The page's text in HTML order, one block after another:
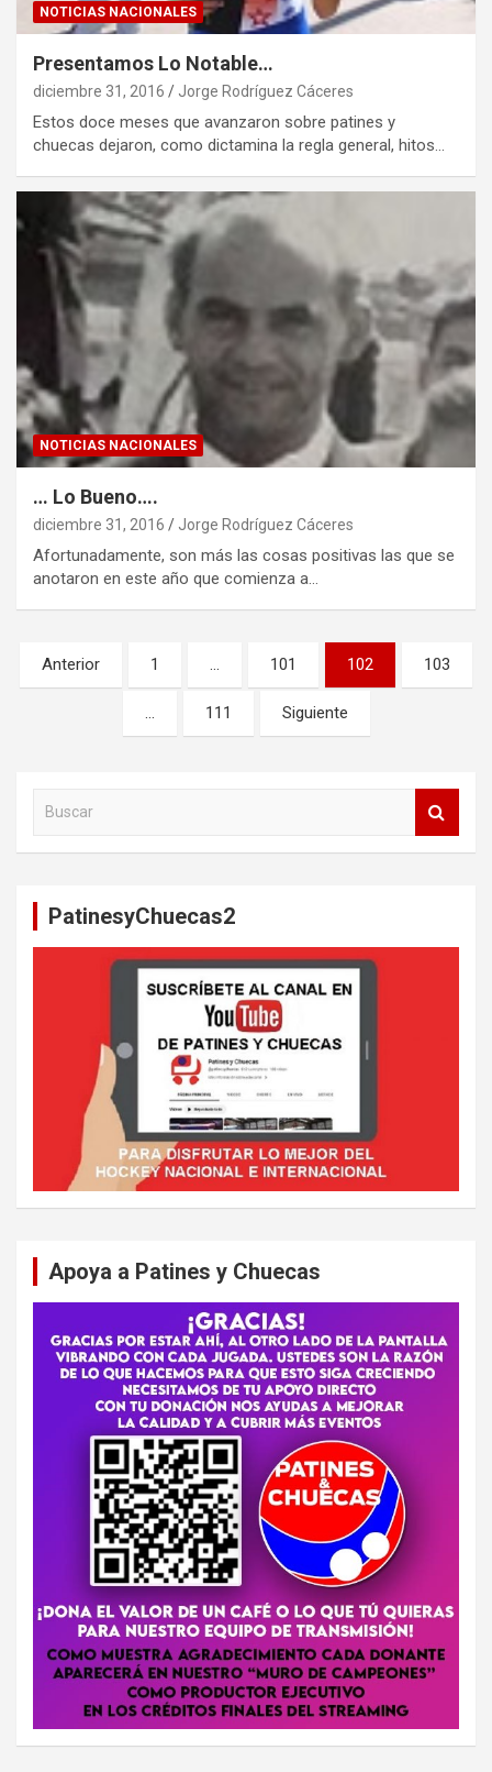
NOTICIAS NACIONALES
Presentamos Lo Notable…
diciembre 31, 2016 Jorge Rodríguez Cáceres
Estos doce meses que avanzaron sobre patines y
chuecas dejaron, como dictamina la regla general, hitos…
NOTICIAS NACIONALES
… Lo Bueno….
diciembre 31, 2016 Jorge Rodríguez Cáceres
Afortunadamente, son más las cosas positivas las que se
anotaron en este año que comienza a…
Paginación
de
entradas
Anterior 1 … 101 102 103
… 111 Siguiente
PatinesyChuecas2
Apoya a Patines y Chuecas